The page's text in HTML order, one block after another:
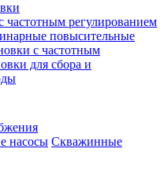
частотным регулированием
повысительные
с частотным
для сбора и
насосы Скважинные